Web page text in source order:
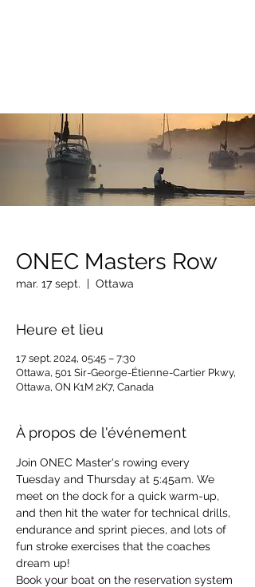
ONEC Masters Row
mar. 17 sept.
  |
Ottawa
Heure et lieu
17 sept. 2024, 05:45 – 7:30
Ottawa, 501 Sir-George-Étienne-Cartier Pkwy,
Ottawa, ON K1M 2K7, Canada
À propos de l'événement
Join ONEC Master's rowing every
Tuesday and Thursday at 5:45am. We
meet on the dock for a quick warm-up,
and then hit the water for technical drills,
endurance and sprint pieces, and lots of
fun stroke exercises that the coaches
dream up!
Book your boat on the reservation system